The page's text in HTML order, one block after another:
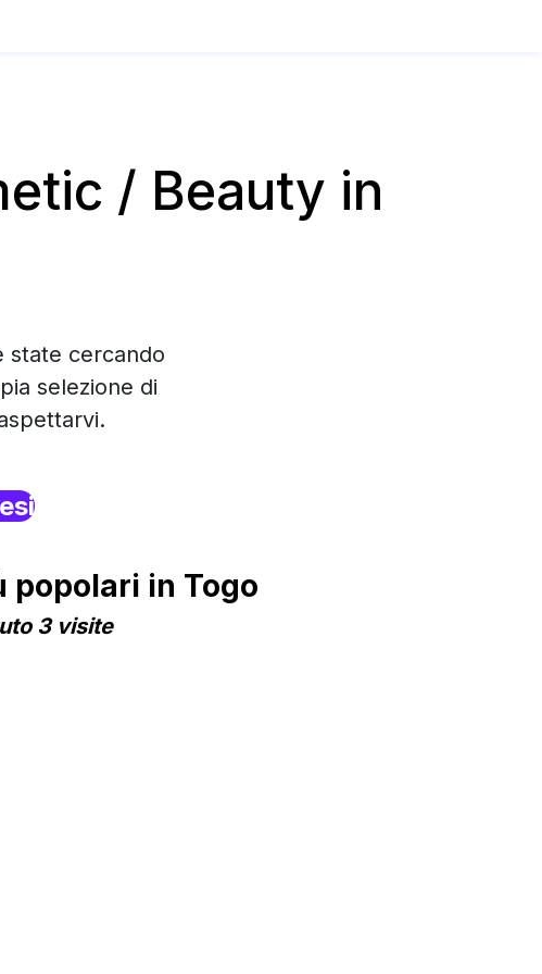
/ Beauty in
state cercando
selezione di
popolari in Togo
3 visite